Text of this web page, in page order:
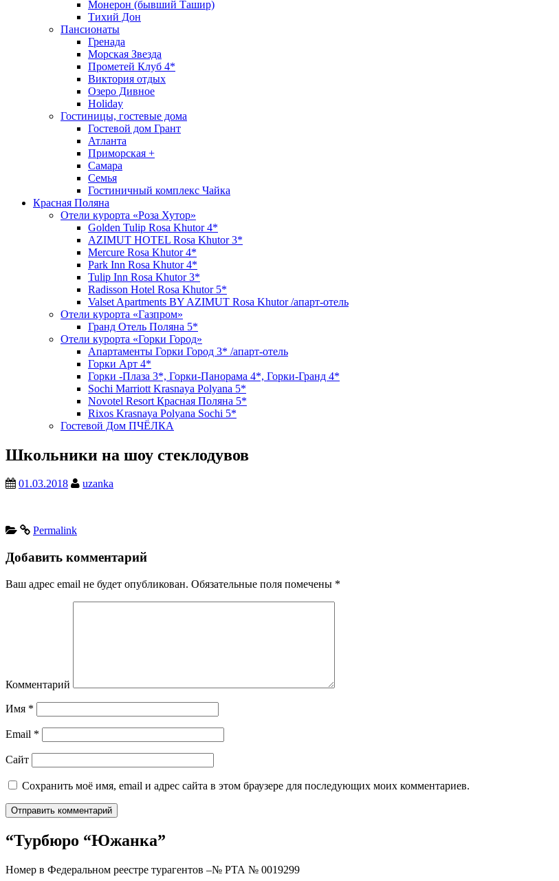
Монерон (бывший Ташир)
Тихий Дон
Пансионаты
Гренада
Морская Звезда
Прометей Клуб 4*
Виктория отдых
Озеро Дивное
Holiday
Гостиницы, гостевые дома
Гостевой дом Грант
Атланта
Приморская +
Самара
Семья
Гостиничный комплекс Чайка
Красная Поляна
Отели курорта «Роза Хутор»
Golden Tulip Rosa Khutor 4*
AZIMUT HOTEL Rosa Khutor 3*
Mercure Rosa Khutor 4*
Park Inn Rosa Khutor 4*
Tulip Inn Rosa Khutor 3*
Radisson Hotel Rosa Khutor 5*
Valset Apartments BY AZIMUT Rosa Khutor /апарт-отель
Отели курорта «Газпром»
Гранд Отель Поляна 5*
Отели курорта «Горки Город»
Апартаменты Горки Город 3* /апарт-отель
Горки Арт 4*
Горки -Плаза 3*, Горки-Панорама 4*, Горки-Гранд 4*
Sochi Marriott Krasnaya Polyana 5*
Novotel Resort Красная Поляна 5*
Rixos Krasnaya Polyana Sochi 5*
Гостевой Дом ПЧЁЛКА
Школьники на шоу стеклодувов
01.03.2018 uzanka
Permalink
Добавить комментарий
Ваш адрес email не будет опубликован. Обязательные поля помечены *
Комментарий
Имя *
Email *
Сайт
Сохранить моё имя, email и адрес сайта в этом браузере для последующих моих комментариев.
“Турбюро “Южанка”
Номер в Федеральном реестре турагентов –№ РТА № 0019299